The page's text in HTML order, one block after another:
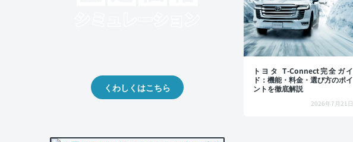
トヨタ T-Connect完全ガイ
ド：機能・料金・選び方のポイ
ントを徹底解説
2026年7月21日
くわしくはこちら